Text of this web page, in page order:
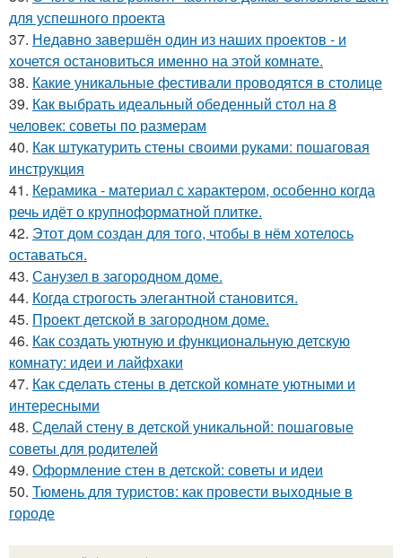
для успешного проекта
37. Недавно завершён один из наших проектов - и
хочется остановиться именно на этой комнате.
38. Какие уникальные фестивали проводятся в столице
39. Как выбрать идеальный обеденный стол на 8
человек: советы по размерам
40. Как штукатурить стены своими руками: пошаговая
инструкция
41. Керамика - материал с характером, особенно когда
речь идёт о крупноформатной плитке.
42. Этот дом создан для того, чтобы в нём хотелось
оставаться.
43. Санузел в загородном доме.
44. Когда строгость элегантной становится.
45. Проект детской в загородном доме.
46. Как создать уютную и функциональную детскую
комнату: идеи и лайфхаки
47. Как сделать стены в детской комнате уютными и
интересными
48. Сделай стену в детской уникальной: пошаговые
советы для родителей
49. Оформление стен в детской: советы и идеи
50. Тюмень для туристов: как провести выходные в
городе